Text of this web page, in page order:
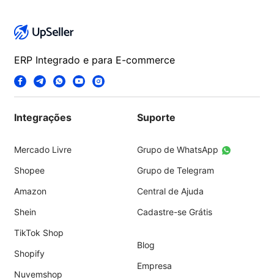
ERP Integrado e para E-commerce
Integrações
Mercado Livre
Shopee
Amazon
Shein
TikTok Shop
Shopify
Nuvemshop
Suporte
Grupo de WhatsApp
Grupo de Telegram
Central de Ajuda
Cadastre-se Grátis
Blog
Empresa